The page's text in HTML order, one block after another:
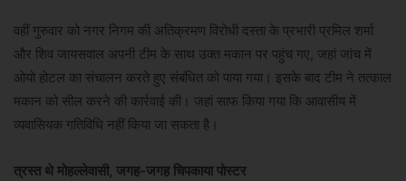
वहीं गुरुवार को नगर निगम की अतिक्रमण विरोधी दस्ता के प्रभारी प्रमिल शर्मा
और शिव जायसवाल अपनी टीम के साथ उक्त मकान पर पहुंच गए, जहां जांच में
ओयो होटल का संचालन करते हुए संबंधित को पाया गया। इसके बाद टीम ने तत्काल
मकान को सील करने की कार्रवाई की। जहां साफ किया गया कि आवासीय में
व्यवासियक गतिविधि नहीं किया जा सकता है।
त्रस्त थे मोहल्लेवासी, जगह-जगह चिपकाया पोस्टर